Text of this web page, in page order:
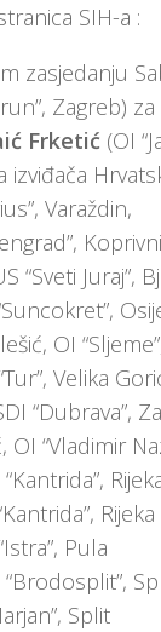
SIH-a :
zasjedanju
Zagreb)
Frketić (OI
izviđača
Varaždin,
“Sveti Juraj”,
OI
Velika
“Dubrava”,
OI “Vladimir
Rijeka
Pula
“Brodosplit”,
Split